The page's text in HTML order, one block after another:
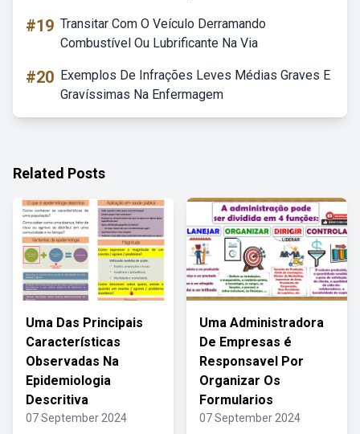
#19 Transitar Com O Veículo Derramando
Combustível Ou Lubrificante Na Via
#20 Exemplos De Infrações Leves Médias Graves E
Gravíssimas Na Enfermagem
Related Posts
Uma Das Principais
Características
Observadas Na
Epidemiologia
Descritiva
07 September 2024
Uma Administradora
De Empresas é
Responsavel Por
Organizar Os
Formularios
07 September 2024